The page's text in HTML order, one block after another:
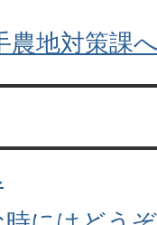
農地対策課